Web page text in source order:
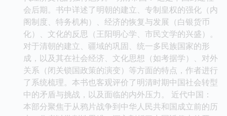
会后期。书中详述了明朝的建立、专制皇权的强化（内
阁制度、特务机构）、经济的恢复与发展（白银货币
化）、文化的反思（王阳明心学、市民文学的兴盛）。
对于清朝的建立、疆域的巩固、统一多民族国家的形
成，以及其在社会经济、文化思想（如考据学）、对外
关系（闭关锁国政策的演变）等方面的特点，作者进行
了系统梳理。本书也客观评价了明清时期中国社会转型
中的矛盾与挑战，以及面临的内外压力。 近代中国：
本部分聚焦于从鸦片战争到中华人民共和国成立前的历